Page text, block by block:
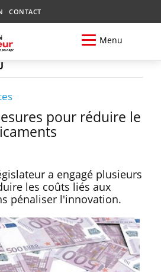
CONTACT
Menu
pour réduire le
a engagé plusieurs
les coûts liés aux
pénaliser l'innovation.